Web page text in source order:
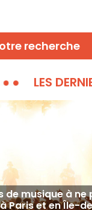
recherche
LES
de musique à ne
Paris et en Île-